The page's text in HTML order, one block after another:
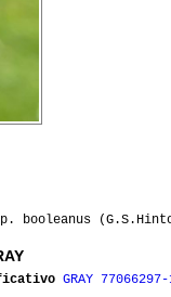
booleanus
GRAY